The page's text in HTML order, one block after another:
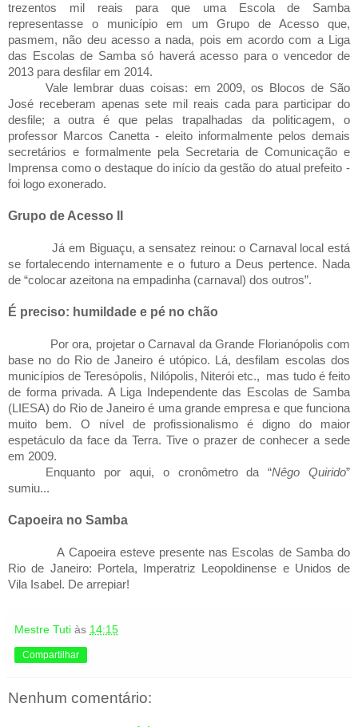
trezentos mil reais para que uma Escola de Samba
representasse o município em um Grupo de Acesso que,
pasmem, não deu acesso a nada, pois em acordo com a Liga
das Escolas de Samba só haverá acesso para o vencedor de
2013 para desfilar em 2014.
Vale lembrar duas coisas: em 2009, os Blocos de São
José receberam apenas sete mil reais cada para participar do
desfile; a outra é que pelas trapalhadas da politicagem, o
professor Marcos Canetta - eleito informalmente pelos demais
secretários e formalmente pela Secretaria de Comunicação e
Imprensa como o destaque do início da gestão do atual prefeito -
foi logo exonerado.
Grupo de Acesso II
Já em Biguaçu, a sensatez reinou: o Carnaval local está
se fortalecendo internamente e o futuro a Deus pertence. Nada
de “colocar azeitona na empadinha (carnaval) dos outros”.
É preciso: humildade e pé no chão
Por ora, projetar o Carnaval da Grande Florianópolis com
base no do Rio de Janeiro é utópico. Lá, desfilam escolas dos
municípios de Teresópolis, Nilópolis, Niterói etc.,
mas tudo é feito
de forma privada. A Liga Independente das Escolas de Samba
(LIESA) do Rio de Janeiro é uma grande empresa e que funciona
muito bem. O nível de profissionalismo é digno do maior
espetáculo da face da Terra. Tive o prazer de conhecer a sede
em 2009.
Enquanto por aqui, o cronômetro da “Nêgo Quirido”
sumiu...
Capoeira no Samba
A Capoeira esteve presente nas Escolas de Samba do
Rio de Janeiro: Portela, Imperatriz Leopoldinense e Unidos de
Vila Isabel. De arrepiar!
Mestre Tuti às 14:15
Compartilhar
Nenhum comentário: